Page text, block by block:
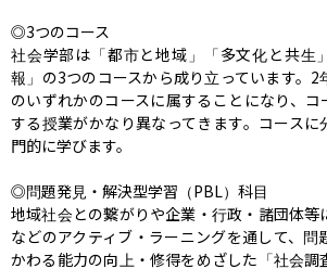
◎3つのコース
社会学部は「都市と地域」「多文化と共生
報」の3つのコースから成り立っています。2
のいずれかのコースに属することになり、コ
する授業がかなり異なってきます。コースに
門的に学びます。
◎問題発見・解決型学習（PBL）科目
地域社会との繋がりや企業・行政・諸団体等
などのアクティブ・ラーニングを通して、問
かわる能力の向上・修得をめざした「社会調